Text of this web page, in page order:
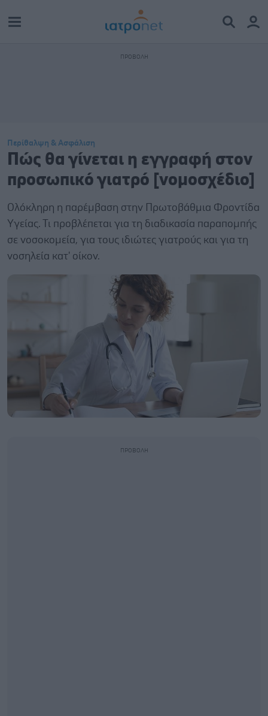
Περίθαλψη & Ασφάλιση
Πώς θα γίνεται η εγγραφή στον
προσωπικό γιατρό [νομοσχέδιο]
Ολόκληρη η παρέμβαση στην Πρωτοβάθμια Φροντίδα
Υγείας. Τι προβλέπεται για τη διαδικασία παραπομπής
σε νοσοκομεία, για τους ιδιώτες γιατρούς και για τη
νοσηλεία κατ' οίκον.